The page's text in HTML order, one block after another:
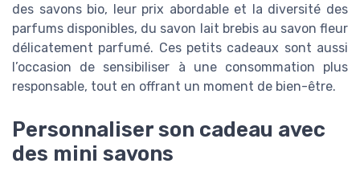
des savons bio, leur prix abordable et la diversité des
parfums disponibles, du savon lait brebis au savon fleur
délicatement parfumé. Ces petits cadeaux sont aussi
l’occasion de sensibiliser à une consommation plus
responsable, tout en offrant un moment de bien-être.
Personnaliser son cadeau avec
des mini savons